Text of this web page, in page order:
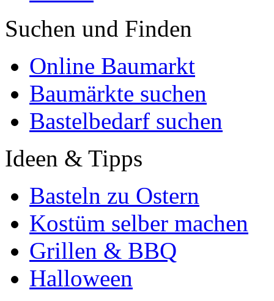
Suchen und Finden
Online Baumarkt
Baumärkte suchen
Bastelbedarf suchen
Ideen & Tipps
Basteln zu Ostern
Kostüm selber machen
Grillen & BBQ
Halloween